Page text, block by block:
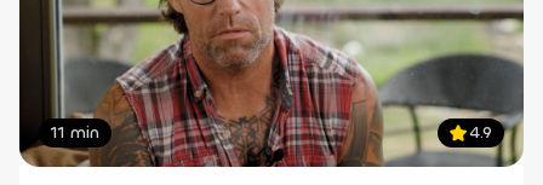
11 min 4.9